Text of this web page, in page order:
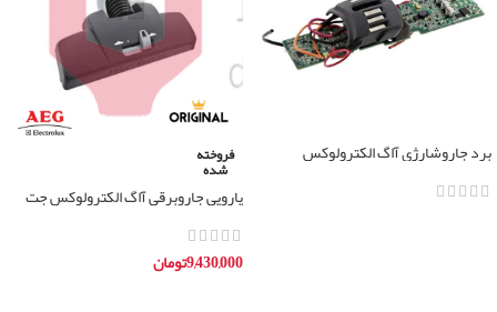
برد جاروشارِژی آاگ الکترولوکس فروخته
شده
پارویی جاروبرقی آاگ الکترولوکس جت
مکس
9,430,000تومان